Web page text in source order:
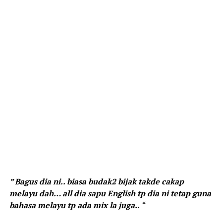
” Bagus dia ni.. biasa budak2 bijak takde cakap
melayu dah… all dia sapu English tp dia ni tetap guna
bahasa melayu tp ada mix la juga.. “